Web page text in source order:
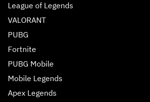
League of Legends
VALORANT
PUBG
Fortnite
PUBG Mobile
Mobile Legends
Apex Legends